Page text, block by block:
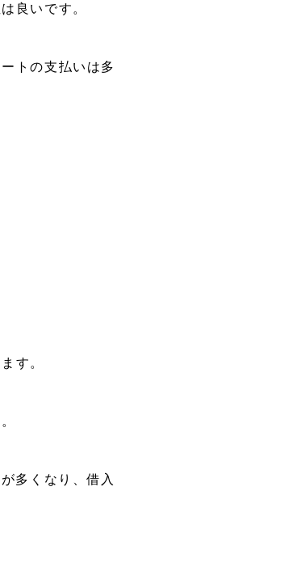
良いです。
トの支払いは多
す。
多くなり、借入